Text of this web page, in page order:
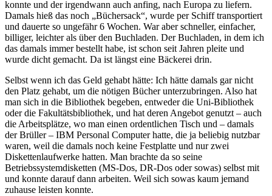
konnte und der irgendwann auch anfing, nach Europa zu liefern.
Damals hieß das noch „Büchersack“, wurde per Schiff transportiert
und dauerte so ungefähr 6 Wochen. War aber schneller, einfacher,
billiger, leichter als über den Buchladen. Der Buchladen, in dem ich
das damals immer bestellt habe, ist schon seit Jahren pleite und
wurde dicht gemacht. Da ist längst eine Bäckerei drin.
Selbst wenn ich das Geld gehabt hätte: Ich hätte damals gar nicht
den Platz gehabt, um die nötigen Bücher unterzubringen. Also hat
man sich in die Bibliothek begeben, entweder die Uni-Bibliothek
oder die Fakultätsbibliothek, und hat deren Angebot genutzt – auch
die Arbeitsplätze, wo man einen ordentlichen Tisch und – damals
der Brüller – IBM Personal Computer hatte, die ja beliebig nutzbar
waren, weil die damals noch keine Festplatte und nur zwei
Diskettenlaufwerke hatten. Man brachte da so seine
Betriebssystemdisketten (MS-Dos, DR-Dos oder sowas) selbst mit
und konnte darauf dann arbeiten. Weil sich sowas kaum jemand
zuhause leisten konnte.